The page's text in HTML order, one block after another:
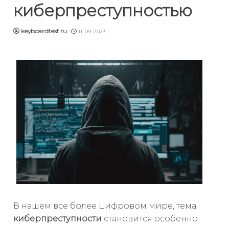
киберпреступностью
keyboardtest.ru 11-09-2023
В нашем все более цифровом мире, тема
киберпреступности становится особенно